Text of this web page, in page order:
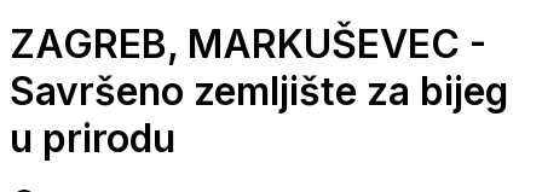
ZAGREB, MARKUŠEVEC -
Savršeno zemljište za bijeg
u prirodu